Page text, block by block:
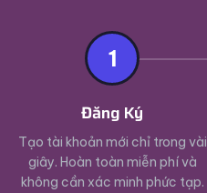
1
Đăng Ký
Tạo tài khoản mới chỉ trong vài
giây. Hoàn toàn miễn phí và
không cần xác minh phức tạp.